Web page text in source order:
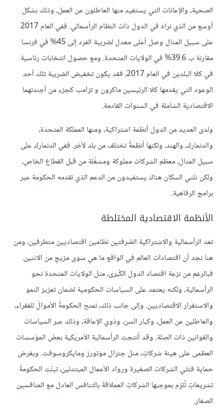
الصحية، والإعانات التي يستفيد منها العاطلون عن العمل، وذلك بشكل
أوسع من الذي نراه في الدول ذات النظام الرأسمالي. ففي العام 2017
على سبيل المثال وصل أعلى معدل لضريبة الفرد إلى 45% في فرنسا
مقارنة ب 39.6% في الولايات المتحدة. ومع حصول انتخابات رئاسية
في كلا البلدين في العام 2017، فقد يكون تخفيض الضريبة تلك أحد
الوعود التي يقدمها كلا الرئيسين ماكرون و ترامب كجزء من أجندتهما
الاقتصادية الشاملة في السنوات القادمة.
ولدى العديد من الدول أنظمة اشتراكية، ومنها المملكة المتحدة،
والدنمارك، والهند، ولكنها أنظمةٌ تختلف من بلد لآخر. ففي الدنمارك على
سبيل المثال، معظم الشركات مملوكة ومشغّلة من قبل القطاع الخاص،
ولكن ثلثي السكان هناك يستفيدون من الدعم الذي تقدمه الحكومة عبر
برامج الرفاهية.
الأنظمة الاقتصادية المختلطة
تعد الرأسمالية والاشتراكية الصّرفتين نظامين اقتصاديين متطرفين، ومن
هنا نجد أن اقتصادات العالم في الواقع ما هي سوى مزيجٍ من الاثنين.
فبالرغم من نزعة اقتصاد الدول الكُبرى، مثل الولايات المتحدة نحو
الرأسمالية، ولكنه يعتمد على السياسات الحكومية لضمان تعزيز النمو
والاستقرار الاقتصاديين. وإلى جانب ذلك، تمنح الحكومةُ الأموالَ للفقراء،
والعاطلين عن العمل، وكبار السن، وذوي الإعاقة، وذلك عبر السياسات
والقوانين ذات الصلة. وقد أنتجتِ الرأسمالية الأمريكية بعضَ المؤسسات
العظمى على هيئة شركاتٍ، مثل جنرال موتورز ومايكروسوفت. وبغرض
حماية فئتَي الشركات الصغيرة ورواد الأعمال المبتدئين، تبنّتِ الحكومةُ
تشريعاتٍ تُلزِم بموجبها الشركاتِ العملاقةَ بالتنافس العادل مع المنافسين
الصغار.